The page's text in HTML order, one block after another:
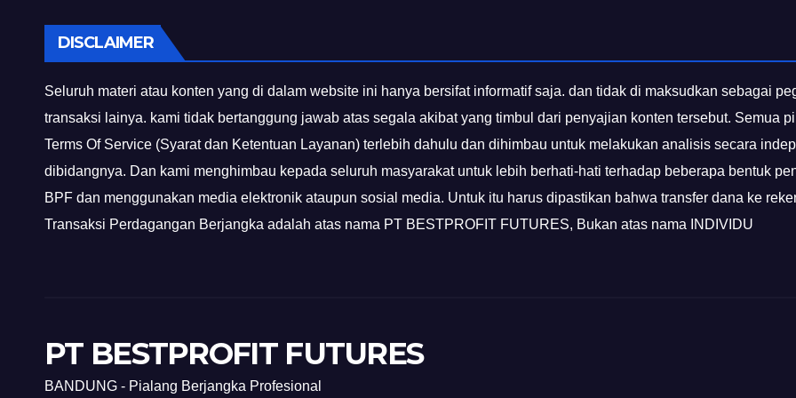
DISCLAIMER
Seluruh materi atau konten yang di dalam website ini hanya bersifat informatif saja. dan tidak di maksudkan sebagai
transaksi lainya. kami tidak bertanggung jawab atas segala akibat yang timbul dari penyajian konten tersebut. Semua
Terms Of Service (Syarat dan Ketentuan Layanan) terlebih dahulu dan dihimbau untuk melakukan analisis secara
dibidangnya. Dan kami menghimbau kepada seluruh masyarakat untuk lebih berhati-hati terhadap beberapa bentuk
BPF dan menggunakan media elektronik ataupun sosial media. Untuk itu harus dipastikan bahwa transfer dana ke
Transaksi Perdagangan Berjangka adalah atas nama PT BESTPROFIT FUTURES, Bukan atas nama INDIVIDU
PT BESTPROFIT FUTURES
BANDUNG - Pialang Berjangka Profesional